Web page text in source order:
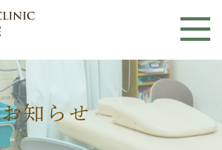
お知らせ